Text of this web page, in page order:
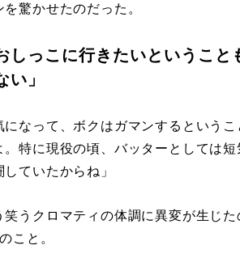
を驚かせたのだった。
しっこに行きたいということ
い」
になって、ボクはガマンするというこ
。特に現役の頃、バッターとしては短
していたからね」
うクロマティの体調に異変が生じた
こと。